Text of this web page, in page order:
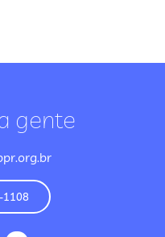
gente
1108